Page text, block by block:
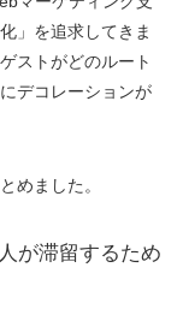
」を追求してきま
ストがどのルート
デコレーションが
めました。
が滞留するため